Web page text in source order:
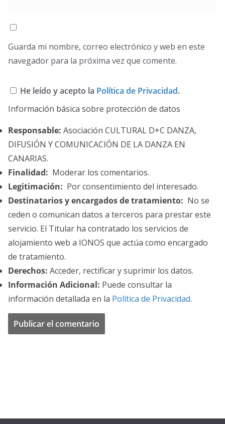
Guarda mi nombre, correo electrónico y web en este
navegador para la próxima vez que comente.
He leído y acepto la Política de Privacidad.
Información básica sobre protección de datos
Responsable: Asociación CULTURAL D+C DANZA,
DIFUSIÓN Y COMUNICACIÓN DE LA DANZA EN
CANARIAS.
Finalidad: Moderar los comentarios.
Legitimación: Por consentimiento del interesado.
Destinatarios y encargados de tratamiento: No se
ceden o comunican datos a terceros para prestar este
servicio. El Titular ha contratado los servicios de
alojamiento web a IONOS que actúa como encargado
de tratamiento.
Derechos: Acceder, rectificar y suprimir los datos.
Información Adicional: Puede consultar la
información detallada en la Política de Privacidad.